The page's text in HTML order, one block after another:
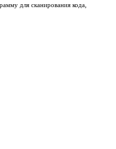
для сканирования кода,